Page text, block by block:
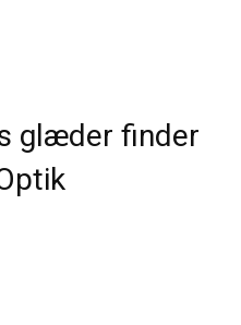
glæder finder